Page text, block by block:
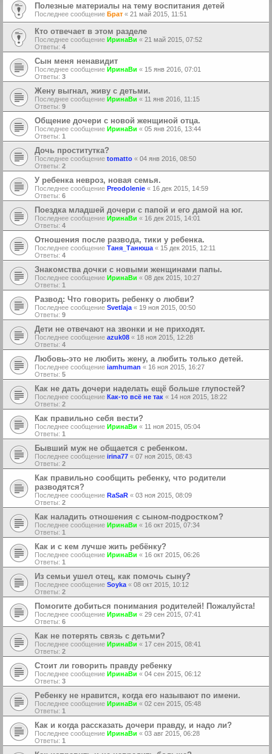
Полезные материалы на тему воспитания детей
Последнее сообщение Брат « 21 май 2015, 11:51
Кто отвечает в этом разделе
Последнее сообщение ИринаВи « 21 май 2015, 07:52
Ответы: 4
Сын меня ненавидит
Последнее сообщение ИринаВи « 15 янв 2016, 07:01
Ответы: 3
Жену выгнал, живу с детьми.
Последнее сообщение ИринаВи « 11 янв 2016, 11:15
Ответы: 9
Общение дочери с новой женщиной отца.
Последнее сообщение ИринаВи « 05 янв 2016, 13:44
Ответы: 1
Дочь проститутка?
Последнее сообщение tomatto « 04 янв 2016, 08:50
Ответы: 2
У ребенка невроз, новая семья.
Последнее сообщение Preodolenie « 16 дек 2015, 14:59
Ответы: 6
Поездка младшей дочери с папой и его дамой на юг.
Последнее сообщение ИринаВи « 16 дек 2015, 14:01
Ответы: 4
Отношения после развода, тики у ребенка.
Последнее сообщение Таня_Танюша « 15 дек 2015, 12:11
Ответы: 4
Знакомства дочки с новыми женщинами папы.
Последнее сообщение ИринаВи « 08 дек 2015, 10:27
Ответы: 1
Развод: Что говорить ребенку о любви?
Последнее сообщение Svetlaja « 19 ноя 2015, 00:50
Ответы: 9
Дети не отвечают на звонки и не приходят.
Последнее сообщение azuk08 « 18 ноя 2015, 12:28
Ответы: 4
Любовь-это не любить жену, а любить только детей.
Последнее сообщение iamhuman « 16 ноя 2015, 16:27
Ответы: 5
Как не дать дочери наделать ещё больше глупостей?
Последнее сообщение Как-то всё не так « 14 ноя 2015, 18:22
Ответы: 2
Как правильно себя вести?
Последнее сообщение ИринаВи « 11 ноя 2015, 05:04
Ответы: 1
Бывший муж не общается с ребенком.
Последнее сообщение irina77 « 07 ноя 2015, 08:43
Ответы: 2
Как правильно сообщить ребенку, что родители
разводятся?
Последнее сообщение RaSaR « 03 ноя 2015, 08:09
Ответы: 2
Как наладить отношения с сыном-подростком?
Последнее сообщение ИринаВи « 16 окт 2015, 07:34
Ответы: 1
Как и с кем лучше жить ребёнку?
Последнее сообщение ИринаВи « 16 окт 2015, 06:26
Ответы: 1
Из семьи ушел отец, как помочь сыну?
Последнее сообщение Soyka « 08 окт 2015, 10:12
Ответы: 2
Помогите добиться понимания родителей! Пожалуйста!
Последнее сообщение ИринаВи « 29 сен 2015, 07:41
Ответы: 6
Как не потерять связь с детьми?
Последнее сообщение ИринаВи « 17 сен 2015, 08:41
Ответы: 2
Стоит ли говорить правду ребенку
Последнее сообщение ИринаВи « 04 сен 2015, 06:12
Ответы: 3
Ребенку не нравится, когда его называют по имени.
Последнее сообщение ИринаВи « 02 сен 2015, 05:48
Ответы: 1
Как и когда рассказать дочери правду, и надо ли?
Последнее сообщение ИринаВи « 03 авг 2015, 06:28
Ответы: 1